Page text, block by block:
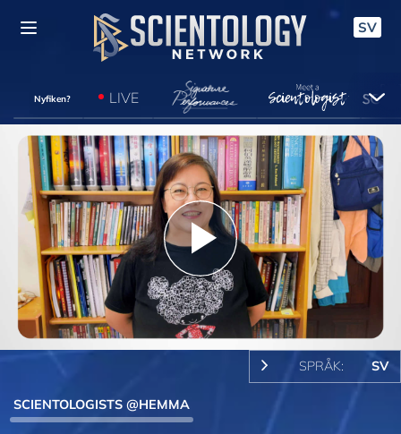
SV
Nyfiken? LIVE
Play
Video
SPRÅK: SV
SCIENTOLOGISTS @HEMMA